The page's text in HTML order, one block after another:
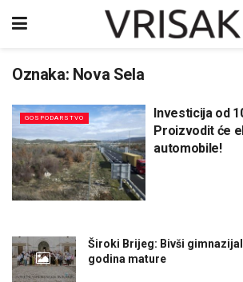
Oznaka: Nova Sela
GOSPODARSTVO
Investicija od
Proizvodit će
automobile!
Široki Brijeg: Bivši
godina mature